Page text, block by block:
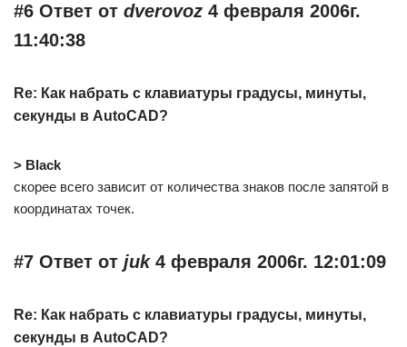
#6 Ответ от dverovoz 4 февраля 2006г.
11:40:38
Re: Как набрать с клавиатуры градусы, минуты,
секунды в AutoCAD?
> Black
скорее всего зависит от количества знаков после запятой в
координатах точек.
#7 Ответ от juk4 февраля 2006г. 12:01:09
Re: Как набрать с клавиатуры градусы, минуты,
секунды в AutoCAD?